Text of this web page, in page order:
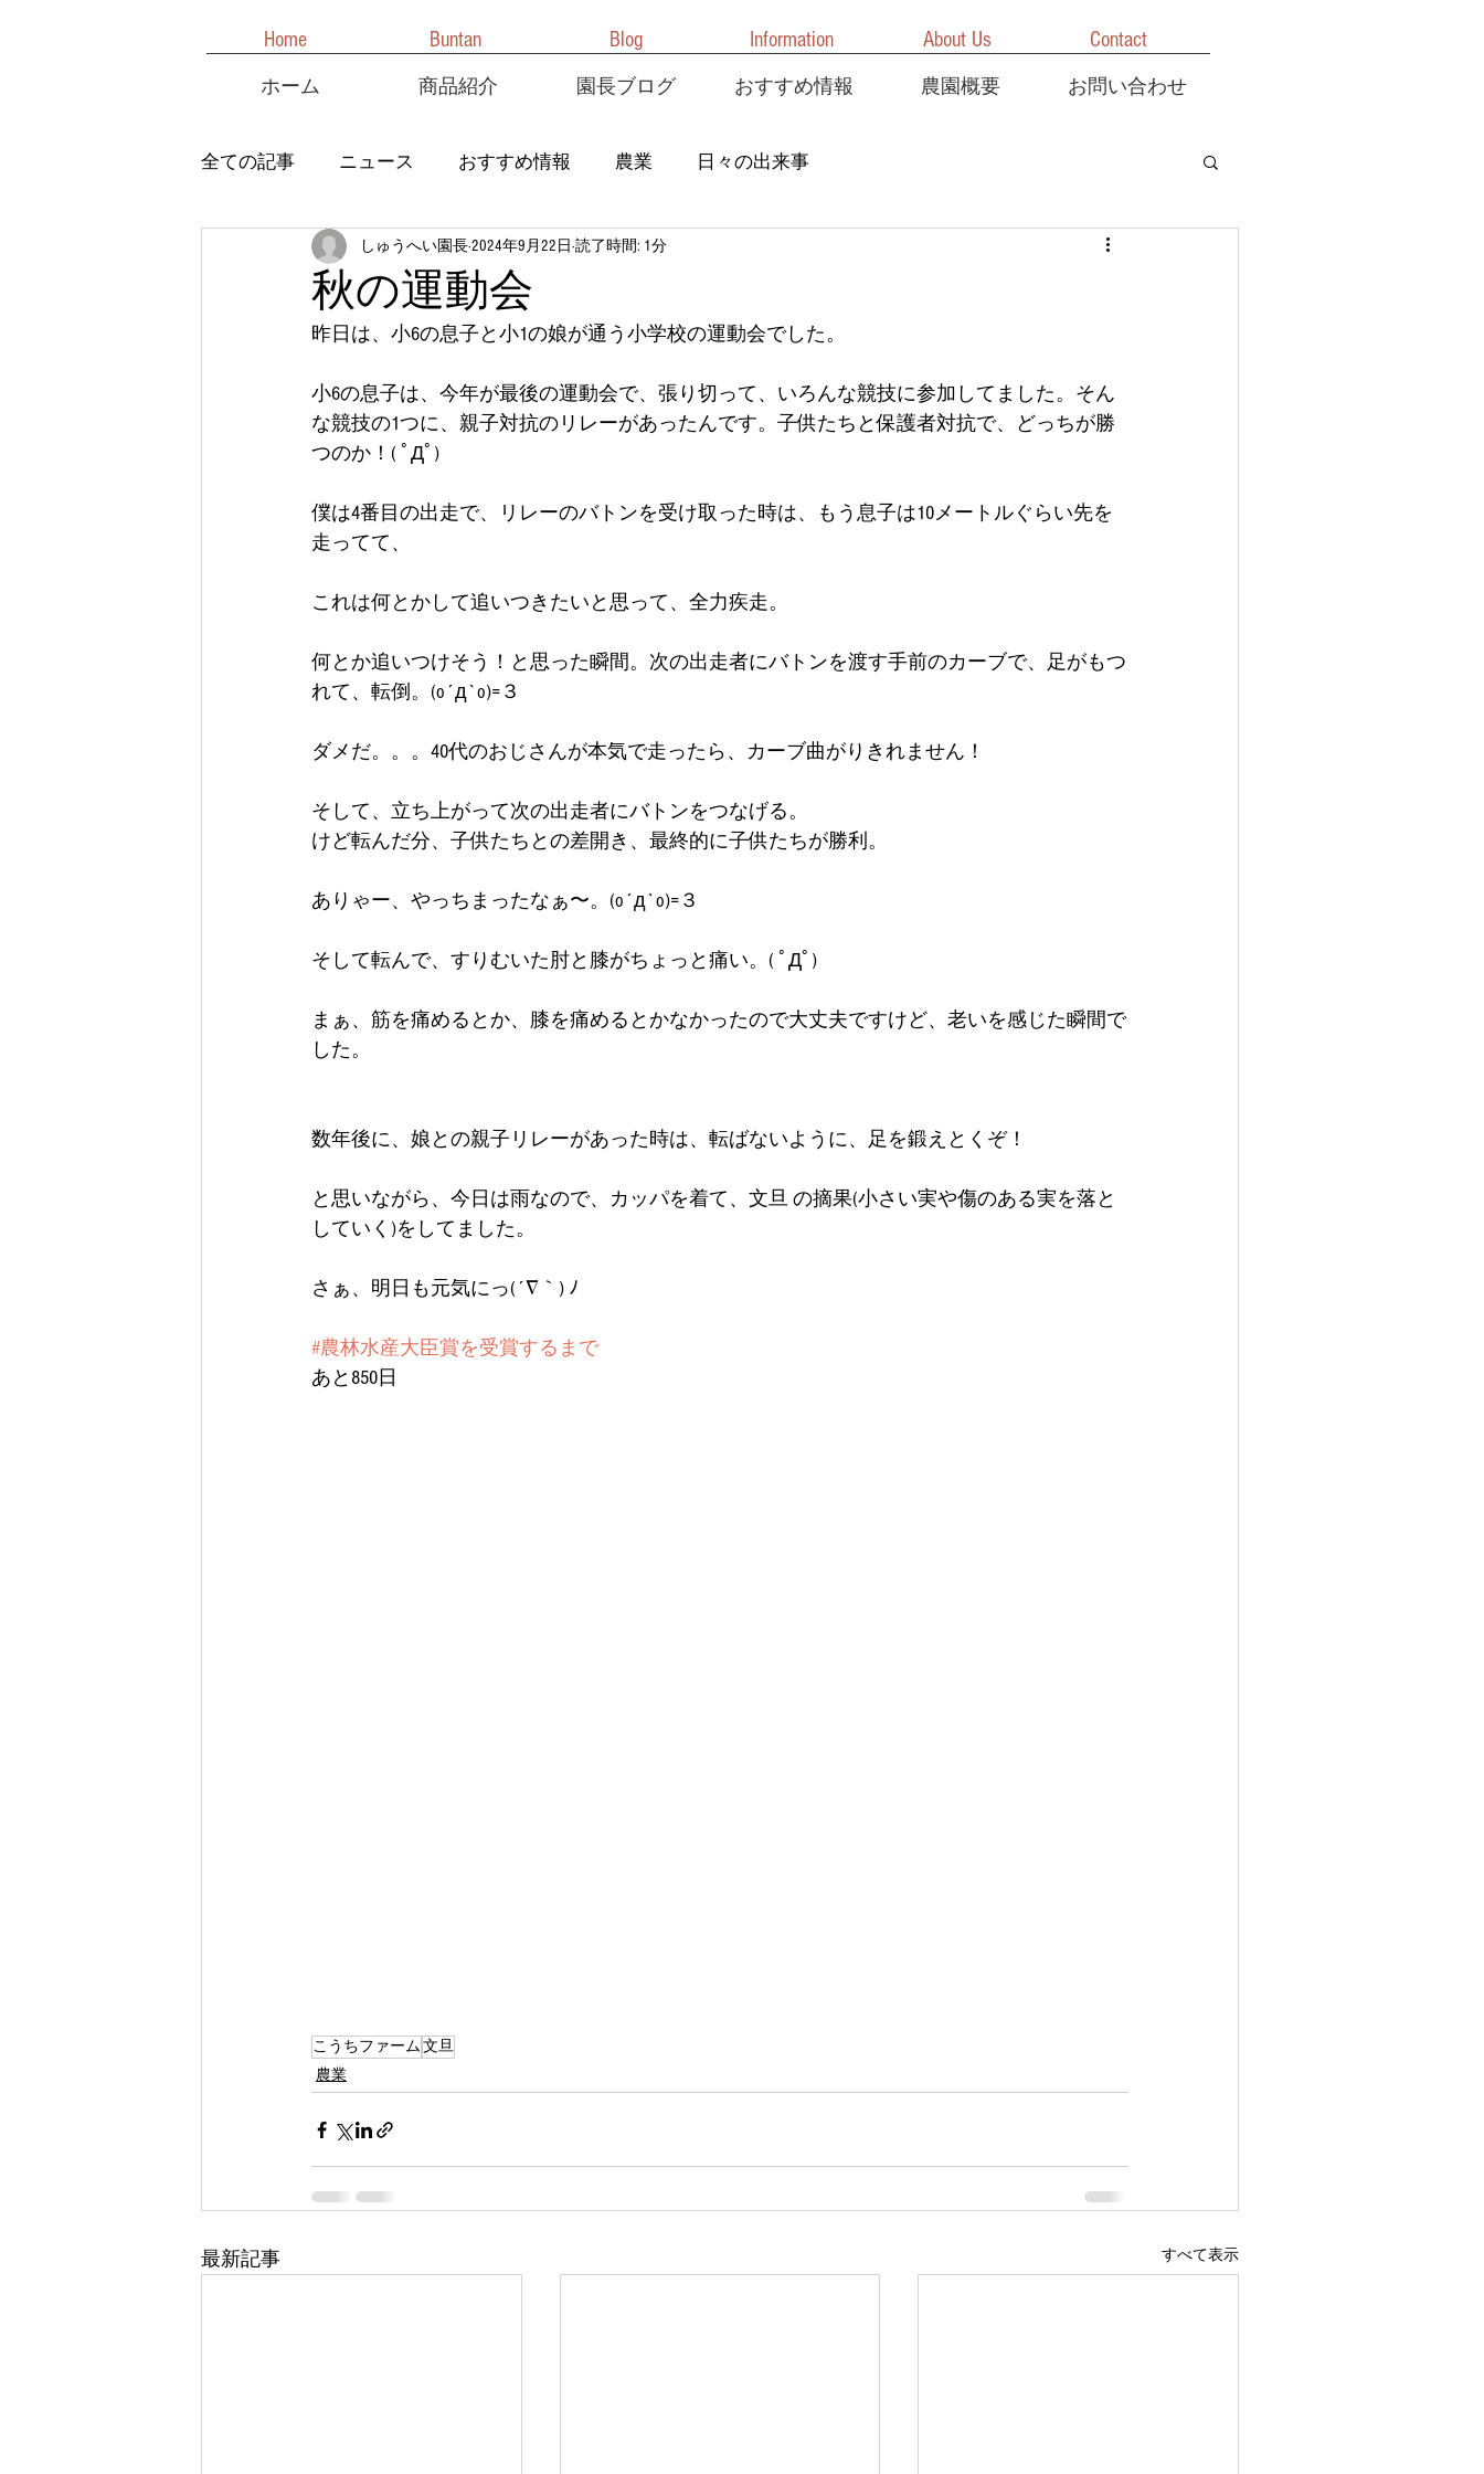
ホーム 商品紹介 園長ブログ おすすめ情報 農園概要 お問い合わせ
Home About Us
Information
Blog
Buntan Contact
全ての記事 ニュース おすすめ情報 農業 日々の出来事
秋の運動会
しゅうへい園長2024年9月22日 読了時間: 1分
昨日は、小6の息子と小1の娘が通う小学校の運動会でした。
小6の息子は、今年が最後の運動会で、張り切って、いろんな競技に参加してました。そん
な競技の1つに、親子対抗のリレーがあったんです。子供たちと保護者対抗で、どっちが勝
つのか！( ﾟДﾟ)
僕は4番目の出走で、リレーのバトンを受け取った時は、もう息子は10メートルぐらい先を
走ってて、
これは何とかして追いつきたいと思って、全力疾走。
何とか追いつけそう！と思った瞬間。次の出走者にバトンを渡す手前のカーブで、足がもつ
れて、転倒。(o´д`o)=３
ダメだ。。。40代のおじさんが本気で走ったら、カーブ曲がりきれません！
そして、立ち上がって次の出走者にバトンをつなげる。
けど転んだ分、子供たちとの差開き、最終的に子供たちが勝利。
ありゃー、やっちまったなぁ〜。(o´д`o)=３
そして転んで、すりむいた肘と膝がちょっと痛い。( ﾟДﾟ)
まぁ、筋を痛めるとか、膝を痛めるとかなかったので大丈夫ですけど、老いを感じた瞬間で
した。
数年後に、娘との親子リレーがあった時は、転ばないように、足を鍛えとくぞ！
と思いながら、今日は雨なので、カッパを着て、文旦 の摘果(小さい実や傷のある実を落と
していく)をしてました。
さぁ、明日も元気にっ(´∇｀) ﾉ
#農林水産大臣賞を受賞するまで
あと850日
こうちファーム文旦
農業
最新記事 すべて表示